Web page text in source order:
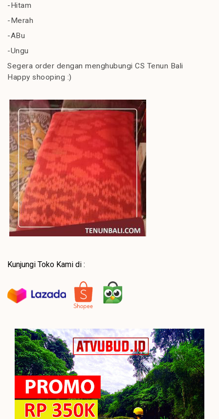
-Hitam
-Merah
-ABu
-Ungu
Segera order dengan menghubungi CS Tenun Bali
Happy shooping :)
Kunjungi Toko Kami di :